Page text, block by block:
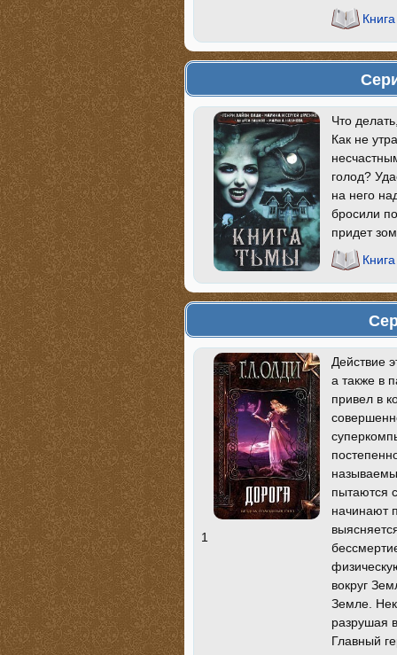
Что
Как не
голод?
на него
бросили
придет
1
Действие
а также в
привел в
пытаются
начинают
вокруг
Земле.
разрушая
Главный